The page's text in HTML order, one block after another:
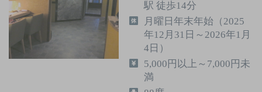
駅 徒歩14分
月曜日年末年始（2025
年12月31日～2026年1月
4日）
5,000円以上～7,000円未
満